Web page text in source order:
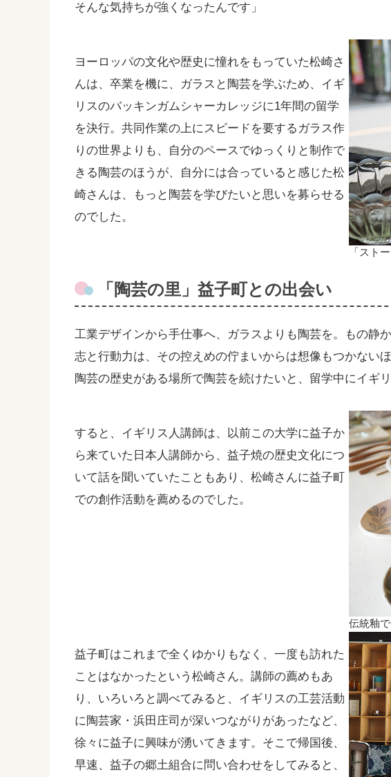
そんな気持ちが強くなったんです」
ヨーロッパの文化や歴史に憧れをもっていた松崎さ
んは、卒業を機に、ガラスと陶芸を学ぶため、イギ
リスのバッキンガムシャーカレッジに1年間の留学
を決行。共同作業の上にスピードを要するガラス作
りの世界よりも、自分のペースでゆっくりと制作で
きる陶芸のほうが、自分には合っていると感じた松
崎さんは、もっと陶芸を学びたいと思いを募らせる
のでした。
「スト
「陶芸の里」益子町との出会い
工業デザインから手仕事へ、ガラスよりも陶芸を。もの静
志と行動力は、その控えめの佇まいからは想像もつかない
陶芸の歴史がある場所で陶芸を続けたいと、留学中にイギ
すると、イギリス人講師は、以前この大学に益子か
ら来ていた日本人講師から、益子焼の歴史文化につ
いて話を聞いていたこともあり、松崎さんに益子町
での創作活動を薦めるのでした。
伝統釉
益子町はこれまで全くゆかりもなく、一度も訪れた
ことはなかったという松崎さん。講師の薦めもあ
り、いろいろと調べてみると、イギリスの工芸活動
に陶芸家・浜田庄司が深いつながりがあったなど、
徐々に益子に興味が湧いてきます。そこで帰国後、
早速、益子の郷土組合に問い合わせをしてみると、